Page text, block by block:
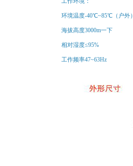
环境温度-40℃~85℃（户外）
海拔高度3000m一下
相对湿度≤95%
工作频率47~63Hz